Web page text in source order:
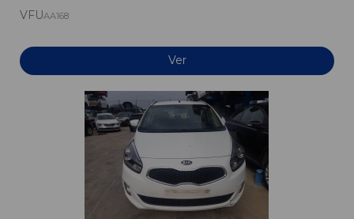
VFUAA168
Ver